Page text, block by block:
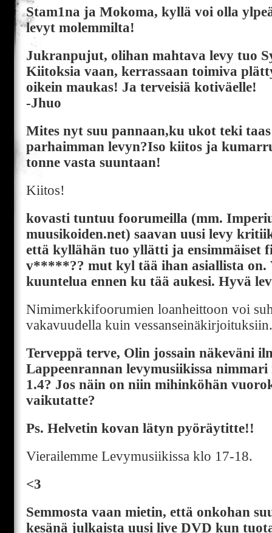
Stam1na ja Mokoma, kyllä voi olla
levyt molemmilta!
Jukranpujut, olihan mahtava levy tuo
Kiitoksia vaan, kerrassaan toimiva
oikein maukas! Ja terveisiä kotiväelle!
-Jhuo
Mites nyt suu pannaan,ku ukot teki
parhaimman levyn?Iso kiitos ja
tonne vasta suuntaan!
Kiitos!
kovasti tuntuu foorumeilla (mm.
muusikoiden.net) saavan uusi levy
että kyllähän tuo yllätti ja ensimmäiset
v*****?? mut kyl tää ihan asiallista on.
kuuntelua ennen ku tää aukesi. Hyvä
Nimimerkkifoorumien loanheittoon voi
vakavuudella kuin vessanseinäkirjoituksiin.
Terveppä terve, Olin jossain näkeväni
Lappeenrannan levymusiikissa
1.4? Jos näin on niin mihinköhän
vaikutatte?
Ps. Helvetin kovan lätyn pyöräytitte!!
Vierailemme Levymusiikissa klo 17-18.
<3
Semmosta vaan mietin, että onkohan
kesänä julkaista uusi live DVD kun